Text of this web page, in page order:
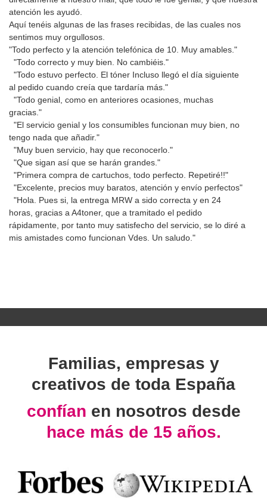
atención les ayudó.
Aquí tenéis algunas de las frases recibidas, de las cuales nos
sentimos muy orgullosos.
"Todo perfecto y la atención telefónica de 10. Muy amables."
"Todo correcto y muy bien. No cambiéis."
"Todo estuvo perfecto. El tóner Incluso llegó el día siguiente
al pedido cuando creía que tardaría más."
"Todo genial, como en anteriores ocasiones, muchas
gracias."
"El servicio genial y los consumibles funcionan muy bien, no
tengo nada que añadir."
"Muy buen servicio, hay que reconocerlo."
"Que sigan así que se harán grandes."
"Primera compra de cartuchos, todo perfecto. Repetiré!!"
"Excelente, precios muy baratos, atención y envío perfectos"
"Hola. Pues si, la entrega MRW a sido correcta y en 24
horas, gracias a A4toner, que a tramitado el pedido
rápidamente, por tanto muy satisfecho del servicio, se lo diré a
mis amistades como funcionan Vdes. Un saludo."
Familias, empresas y
creativos de toda España
confían en nosotros desde
hace más de 15 años.